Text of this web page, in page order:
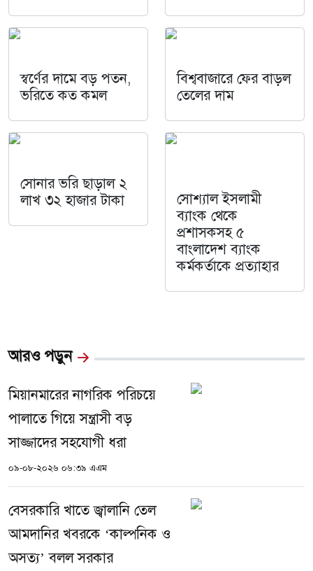
স্বর্ণের দামে বড় পতন,
ভরিতে কত কমল
বিশ্ববাজারে ফের বাড়ল
তেলের দাম
সোনার ভরি ছাড়াল ২
লাখ ৩২ হাজার টাকা
সোশ্যাল ইসলামী
ব্যাংক থেকে
প্রশাসকসহ ৫
বাংলাদেশ ব্যাংক
কর্মকর্তাকে প্রত্যাহার
আরও পড়ুন
মিয়ানমারের নাগরিক পরিচয়ে
পালাতে গিয়ে সন্ত্রাসী বড়
সাজ্জাদের সহযোগী ধরা
০৯-০৮-২০২৬ ০৬:৩৯ এএম
বেসরকারি খাতে জ্বালানি তেল
আমদানির খবরকে ‘কাল্পনিক ও
অসত্য’ বলল সরকার